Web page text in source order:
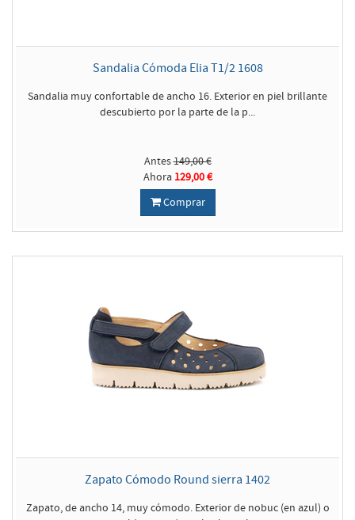
Sandalia Cómoda Elia T1/2 1608
Sandalia muy confortable de ancho 16. Exterior en piel brillante
descubierto por la parte de la p...
Antes149,00 €
Ahora 129,00 €
Comprar
Zapato Cómodo Round sierra 1402
Zapato, de ancho 14, muy cómodo. Exterior de nobuc (en azul) o